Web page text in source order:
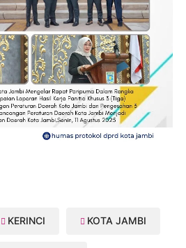
KERINCI KOTA JAMBI